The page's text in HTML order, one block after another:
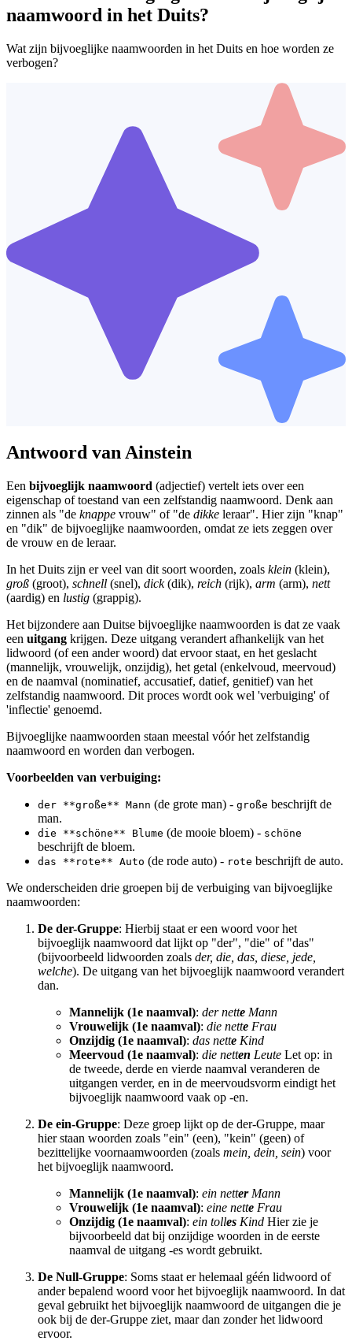
naamwoord in het Duits?
Wat zijn bijvoeglijke naamwoorden in het Duits en hoe worden ze
verbogen?
Antwoord van Ainstein
Een bijvoeglijk naamwoord (adjectief) vertelt iets over een
eigenschap of toestand van een zelfstandig naamwoord. Denk aan
zinnen als "de knappe vrouw" of "de dikke leraar". Hier zijn "knap"
en "dik" de bijvoeglijke naamwoorden, omdat ze iets zeggen over
de vrouw en de leraar.
In het Duits zijn er veel van dit soort woorden, zoals klein (klein),
groß (groot), schnell (snel), dick(dik), reich (rijk), arm (arm), nett
(aardig) en lustig (grappig).
Het bijzondere aan Duitse bijvoeglijke naamwoorden is dat ze vaak
een uitgang krijgen. Deze uitgang verandert afhankelijk van het
lidwoord (of een ander woord) dat ervoor staat, en het geslacht
(mannelijk, vrouwelijk, onzijdig), het getal (enkelvoud, meervoud)
en de naamval (nominatief, accusatief, datief, genitief) van het
zelfstandig naamwoord. Dit proces wordt ook wel 'verbuiging' of
'inflectie' genoemd.
Bijvoeglijke naamwoorden staan meestal vóór het zelfstandig
naamwoord en worden dan verbogen.
Voorbeelden van verbuiging:
der **große** Mann (de grote man) - große beschrijft de
man.
die **schöne** Blume (de mooie bloem) - schöne
beschrijft de bloem.
das **rote** Auto (de rode auto) - rote beschrijft de auto.
We onderscheiden drie groepen bij de verbuiging van bijvoeglijke
naamwoorden:
De der-Gruppe: Hierbij staat er een woord voor het
bijvoeglijk naamwoord dat lijkt op "der", "die" of "das"
(bijvoorbeeld lidwoorden zoals der, die, das, diese, jede,
welche). De uitgang van het bijvoeglijk naamwoord verandert
dan.
Mannelijk (1e naamval): der nette Mann
Vrouwelijk (1e naamval): die nette Frau
Onzijdig (1e naamval): das nette Kind
Meervoud (1e naamval): die netten Leute Let op: in
de tweede, derde en vierde naamval veranderen de
uitgangen verder, en in de meervoudsvorm eindigt het
bijvoeglijk naamwoord vaak op -en.
De ein-Gruppe: Deze groep lijkt op de der-Gruppe, maar
hier staan woorden zoals "ein" (een), "kein" (geen) of
bezittelijke voornaamwoorden (zoals mein, dein, sein) voor
het bijvoeglijk naamwoord.
Mannelijk (1e naamval): ein netterMann
Vrouwelijk (1e naamval): eine nette Frau
Onzijdig (1e naamval): ein tolles Kind Hier zie je
bijvoorbeeld dat bij onzijdige woorden in de eerste
naamval de uitgang -es wordt gebruikt.
De Null-Gruppe: Soms staat er helemaal géén lidwoord of
ander bepalend woord voor het bijvoeglijk naamwoord. In dat
geval gebruikt het bijvoeglijk naamwoord de uitgangen die je
ook bij de der-Gruppe ziet, maar dan zonder het lidwoord
ervoor.